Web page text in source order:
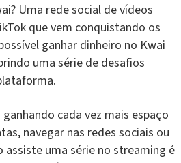
Uma rede social de vídeos
que vem conquistando os
ganhar dinheiro no Kwai
uma série de desafios
cada vez mais espaço
navegar nas redes sociais ou
assiste uma série no streaming é